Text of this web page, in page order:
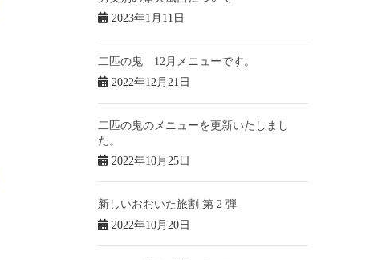
2023年1月11日
二匹の鬼 12月メニューです。
2022年12月21日
二匹の鬼のメニューを更新いたしまし
た。
2022年10月25日
新しいおおいた旅割 第 2 弾
2022年10月20日